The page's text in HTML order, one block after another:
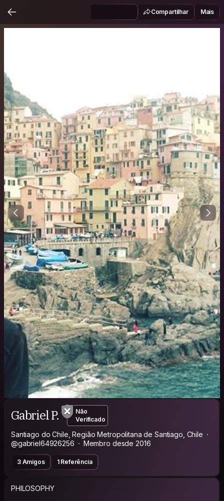
Compartilhar Mais
Gabriel P.
Não
Verificado
Santiago do Chile, Região Metropolitana de Santiago, Chile
@gabriel64926256
Membro desde 2016
3 Amigos 1 Referência
PHILOSOPHY